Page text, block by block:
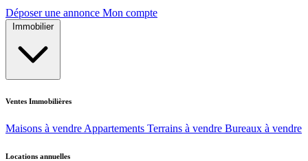
Déposer une annonce Mon compte
Immobilier
Ventes Immobilières
Maisons à vendre Appartements Terrains à vendre Bureaux à vendre
Locations annuelles